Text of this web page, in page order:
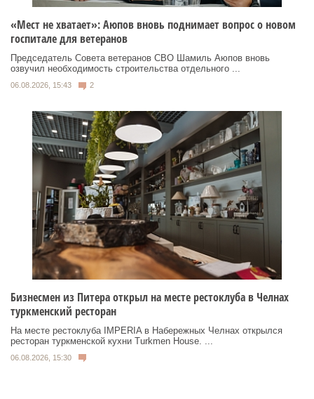
«Мест не хватает»: Аюпов вновь поднимает вопрос о новом
госпитале для ветеранов
Председатель Совета ветеранов СВО Шамиль Аюпов вновь
озвучил необходимость строительства отдельного ...
06.08.2026, 15:43 2
Бизнесмен из Питера открыл на месте рестоклуба в Челнах
туркменский ресторан
На месте рестоклуба IMPERIA в Набережных Челнах открылся
ресторан туркменской кухни Turkmen House. ...
06.08.2026, 15:30